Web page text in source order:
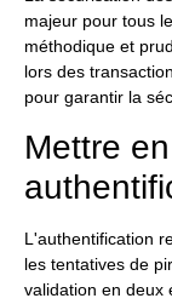
majeur pour tous
méthodique et
lors des
pour garantir la
Mettre
L'authentification
les tentatives de
validation en deux